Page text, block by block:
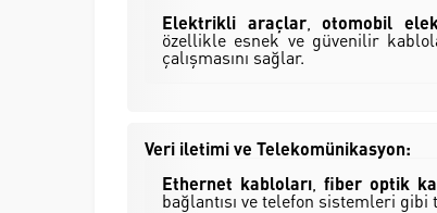
Elektrikli araçlar,otomobil
özellikle esnek ve güvenilir
çalışmasını sağlar.
Veri iletimi ve Telekomünikasyon:
Ethernet kabloları fiber optik
bağlantısı ve telefon sistemleri